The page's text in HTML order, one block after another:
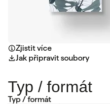
Zjistit více
Jak připravit soubory
Typ / formát
Typ / formát